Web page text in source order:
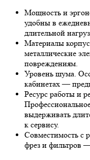
Мощность и
удобны в
длительной
Материалы
металлические
повреждениям.
Уровень шума.
кабинетах —
Ресурс работы и
выдерживать
к сервису.
Совместимость с
фрез и фильтров